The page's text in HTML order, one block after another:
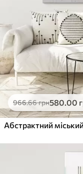
966.66грн580.00
Абстрактний